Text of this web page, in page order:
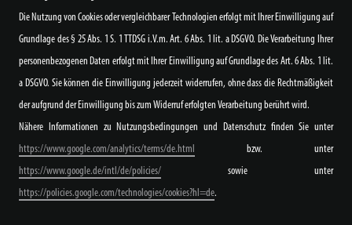
Die Nutzung von Cookies oder vergleichbarer Technologien erfolgt mit Ihrer Einwilligung auf
Grundlage des § 25 Abs. 1 S. 1 TTDSG i.V.m. Art. 6 Abs. 1 lit. a DSGVO. Die Verarbeitung Ihrer
personenbezogenen Daten erfolgt mit Ihrer Einwilligung auf Grundlage des Art. 6 Abs. 1 lit.
a DSGVO. Sie können die Einwilligung jederzeit widerrufen, ohne dass die Rechtmäßigkeit
der aufgrund der Einwilligung bis zum Widerruf erfolgten Verarbeitung berührt wird.
Nähere Informationen zu Nutzungsbedingungen und Datenschutz finden Sie unter
https://www.google.com/analytics/terms/de.html
bzw. unter
https://www.google.de/intl/de/policies/ sowie unter
https://policies.google.com/technologies/cookies?hl=de.